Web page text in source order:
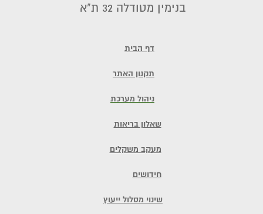
דף הבית
תקנון האתר
ניהול מערכת
שאלון בריאות
מעקב משקלים
חידושים
שינוי מסלול ייעוץ
בנימין מטודלה 32 ת"א